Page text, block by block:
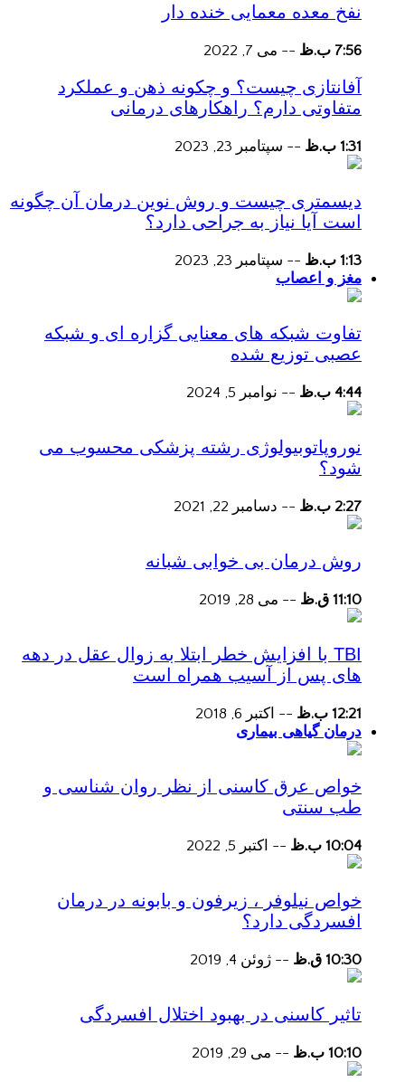
نفخ معده معمایی خنده دار
7:56 ب.ظ -- می 7, 2022
آفانتازی چیست؟ و چکونه ذهن و عملکرد
متفاوتی دارم؟ راهکارهای درمانی
1:31 ب.ظ -- سپتامبر 23, 2023
دیسمتری چیست و روش نوین درمان آن چگونه
است آیا نیاز به جراحی دارد؟
1:13 ب.ظ -- سپتامبر 23, 2023
مغز و اعصاب
تفاوت شبکه های معنایی گزاره ای و شبکه
عصبی توزیع شده
4:44 ب.ظ -- نوامبر 5, 2024
نوروپاتوبیولوژی رشته پزشکی محسوب می
شود؟
2:27 ب.ظ -- دسامبر 22, 2021
روش درمان بی خوابی شبانه
11:10 ق.ظ -- می 28, 2019
TBI با افزایش خطر ابتلا به زوال عقل در دهه
های پس از آسیب همراه است
12:21 ب.ظ -- اکتبر 6, 2018
درمان گیاهی بیماری
خواص عرق کاسنی از نظر روان شناسی و
طب سنتی
10:04 ب.ظ -- اکتبر 5, 2022
خواص نیلوفر ، زیرفون و بابونه در درمان
افسردگی دارد؟
10:30 ق.ظ -- ژوئن 4, 2019
تاثیر کاسنی در بهبود اختلال افسردگی
10:10 ب.ظ -- می 29, 2019